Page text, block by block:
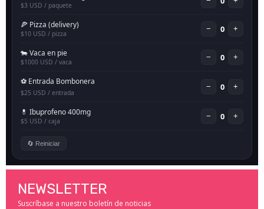
NEWSLETTER
Suscríbase a nuestro boletín de noticias